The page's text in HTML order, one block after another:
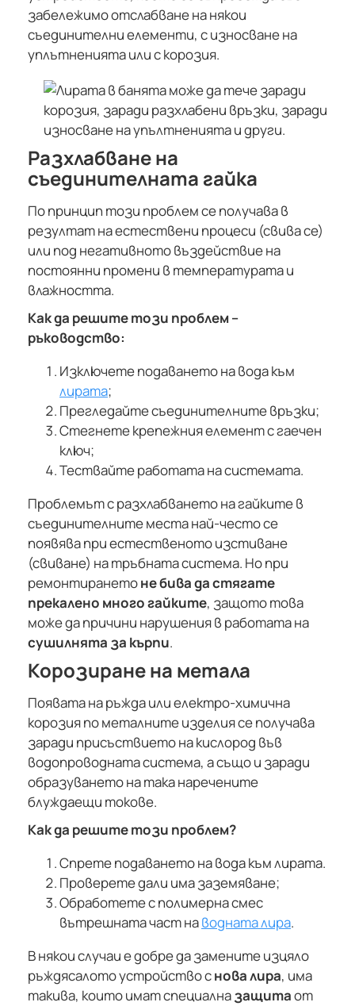
забележимо отслабване на някои
съединителни елементи, с износване на
уплътненията или с корозия.
Разхлабване на
съединителната гайка
По принцип този проблем се получава в
резултат на естествени процеси (свива се)
или под негативното въздействие на
постоянни промени в температурата и
влажността.
Как да решите този проблем –
ръководство:
Изключете подаването на вода към
лирата;
Прегледайте съединителните връзки;
Стегнете крепежния елемент с гаечен
ключ;
Тествайте работата на системата.
Проблемът с разхлабването на гайките в
съединителните места най-често се
появява при естественото изстиване
(свиване) на тръбната система. Но при
ремонтиранетоне бива да стягате
прекалено много гайките, защото това
може да причини нарушения в работата на
сушилнята за кърпи.
Корозиране на метала
Появата на ръжда или електро-химична
корозия по металните изделия се получава
заради присъствието на кислород във
водопроводната система, а също и заради
образуването на така наречените
блуждаещи токове.
Как да решите този проблем?
Спрете подаването на вода към лирата.
Проверете дали има заземяване;
Обработете с полимерна смес
вътрешната част наводната лира.
В някои случаи е добре да замените изцяло
ръждясалото устройство снова лира, има
такива, които имат специалназащитаот